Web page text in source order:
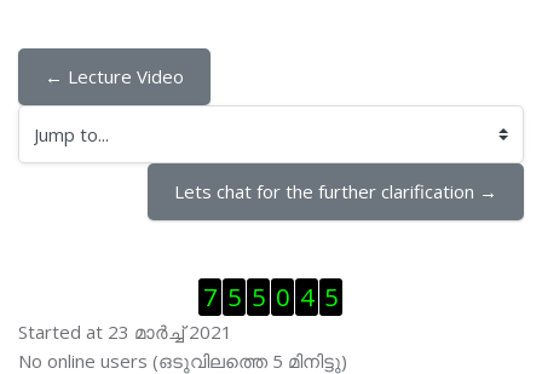
← Lecture Video
Jump to...
Lets chat for the further clarification →
7 5 5 0 4 5
Started at 23 മാര്‍ച്ച് 2021
Skip ഓണ്‍ലയിന്‍ ഉപഭൊക്താക്കള്‍
No online users (ഒടുവിലത്തെ 5 മിനിട്ടു)